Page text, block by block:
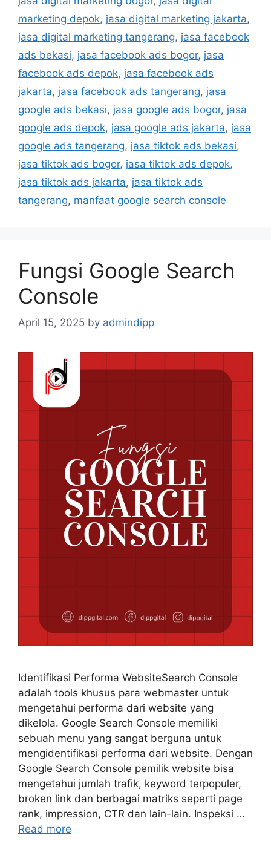
marketing depok, jasa digital marketing jakarta,
jasa digital marketing tangerang, jasa facebook
ads bekasi, jasa facebook ads bogor, jasa
facebook ads depok, jasa facebook ads
jakarta, jasa facebook ads tangerang, jasa
google ads bekasi, jasa google ads bogor, jasa
google ads depok, jasa google ads jakarta, jasa
google ads tangerang, jasa tiktok ads bekasi,
jasa tiktok ads bogor, jasa tiktok ads depok,
jasa tiktok ads jakarta, jasa tiktok ads
tangerang, manfaat google search console
Fungsi Google Search
Console
April 15, 2025 by admindipp
Identifikasi Performa WebsiteSearch Console
adalah tools khusus para webmaster untuk
mengetahui performa dari website yang
dikelola. Google Search Console memiliki
sebuah menu yang sangat berguna untuk
mengidentifikasi performa dari website. Dengan
Google Search Console pemilik website bisa
mengetahui jumlah trafik, keyword terpopuler,
broken link dan berbagai matriks seperti page
rank, impression, CTR dan lain-lain. Inspeksi …
Read more